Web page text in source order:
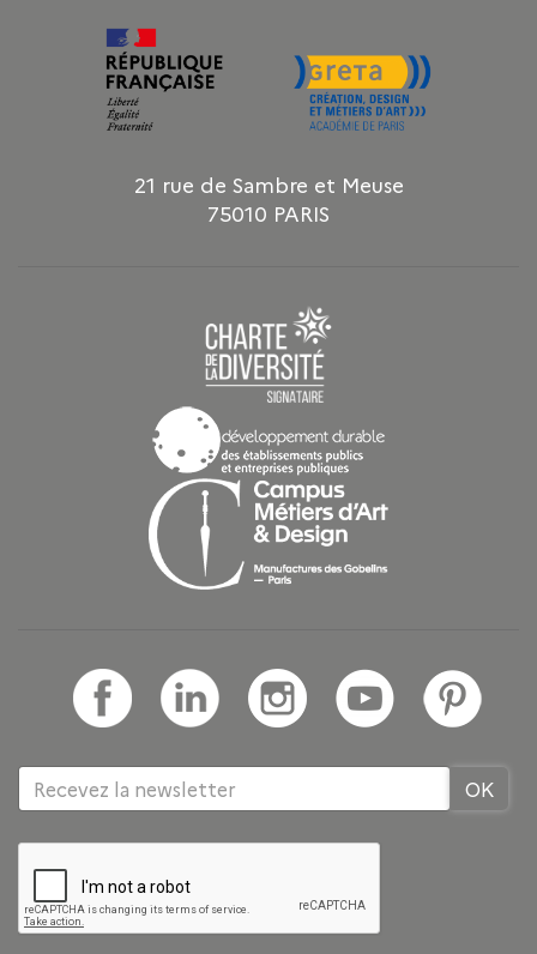
21 rue de Sambre et Meuse
75010 PARIS